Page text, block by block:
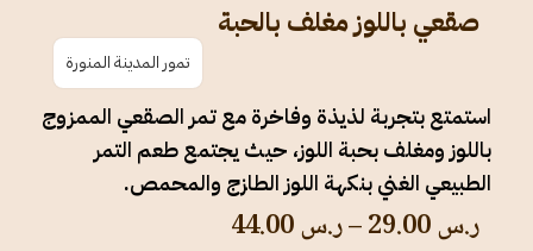
صقعي باللوز مغلف بالحبة
تمور المدينة المنورة
استمتع بتجربة لذيذة وفاخرة مع تمر الصقعي الممزوج
باللوز ومغلف بحبة اللوز، حيث يجتمع طعم التمر
الطبيعي الغني بنكهة اللوز الطازج والمحمص.
ر.س –ر.س